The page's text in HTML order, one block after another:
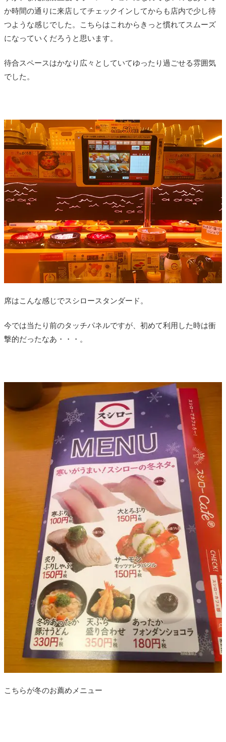
か時間の通りに来店してチェックインしてからも店内で少し待
つような感じでした。こちらはこれからきっと慣れてスムーズ
になっていくだろうと思います。
待合スペースはかなり広々としていてゆったり過ごせる雰囲気
でした。
席はこんな感じでスシロースタンダード。
今では当たり前のタッチパネルですが、初めて利用した時は衝
撃的だったなあ・・・。
こちらが冬のお薦めメニュー